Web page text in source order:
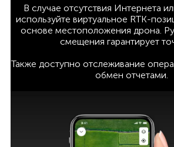
В случае отсутствия Интернета
используйте виртуальное RTK-
основе местоположения дрона.
смещения гарантирует
Также доступно отслеживание
обмен отчетами.